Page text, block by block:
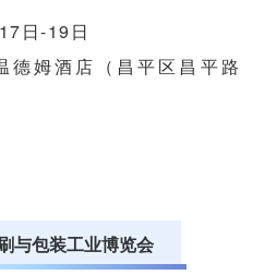
日-19日
德姆酒店（昌平区昌平路
与包装工业博览会